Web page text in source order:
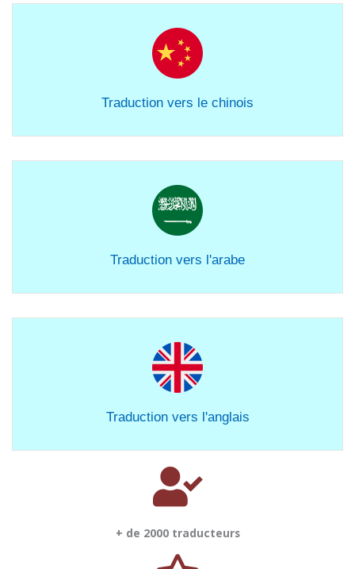
Traduction vers le chinois
Traduction vers l'arabe
Traduction vers l'anglais
+ de 2000 traducteurs